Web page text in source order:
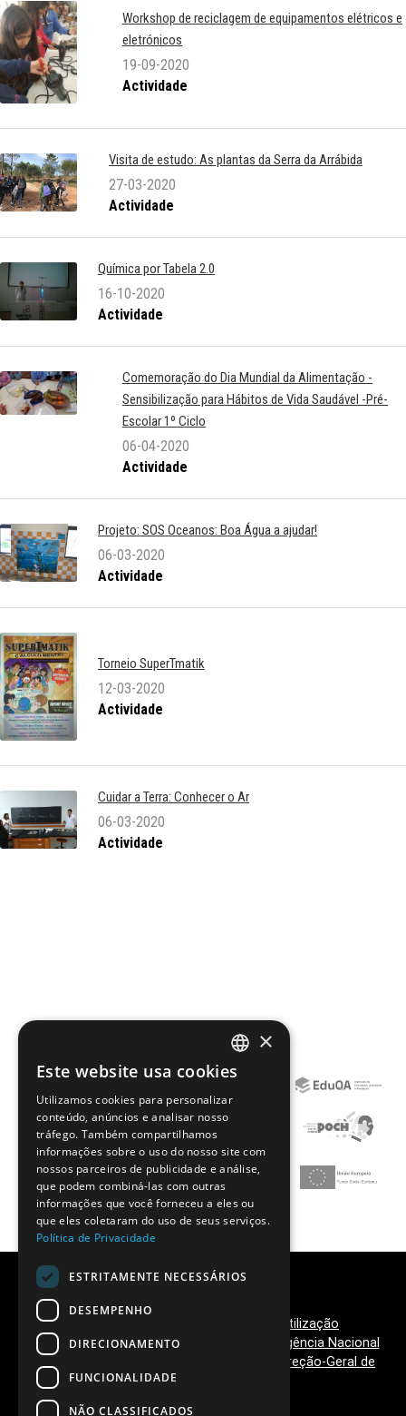
Workshop de reciclagem de equipamentos elétricos e
eletrónicos
19-09-2020
Actividade
Visita de estudo: As plantas da Serra da Arrábida
27-03-2020
Actividade
Química por Tabela 2.0
16-10-2020
Actividade
Comemoração do Dia Mundial da Alimentação -
Sensibilização para Hábitos de Vida Saudável -Pré-
Escolar 1º Ciclo
06-04-2020
Actividade
Projeto: SOS Oceanos: Boa Água a ajudar!
06-03-2020
Actividade
Torneio SuperTmatik
12-03-2020
Actividade
Cuidar a Terra: Conhecer o Ar
06-03-2020
Actividade
Termos de Utilização
©
2026 Clubes Ciência Viva,
Ciência Viva - Agência Nacional
Direção-Geral de
Educação
PORTUGUESE
ENGLISH
×
Este website usa cookies
Utilizamos cookies para personalizar
conteúdo, anúncios e analisar nosso
tráfego. Também compartilhamos
informações sobre o uso do nosso site com
nossos parceiros de publicidade e análise,
que podem combiná-las com outras
informações que você forneceu a eles ou
que eles coletaram do uso de seus serviços.
Política de Privacidade
ESTRITAMENTE NECESSÁRIOS
DESEMPENHO
DIRECIONAMENTO
FUNCIONALIDADE
NÃO CLASSIFICADOS